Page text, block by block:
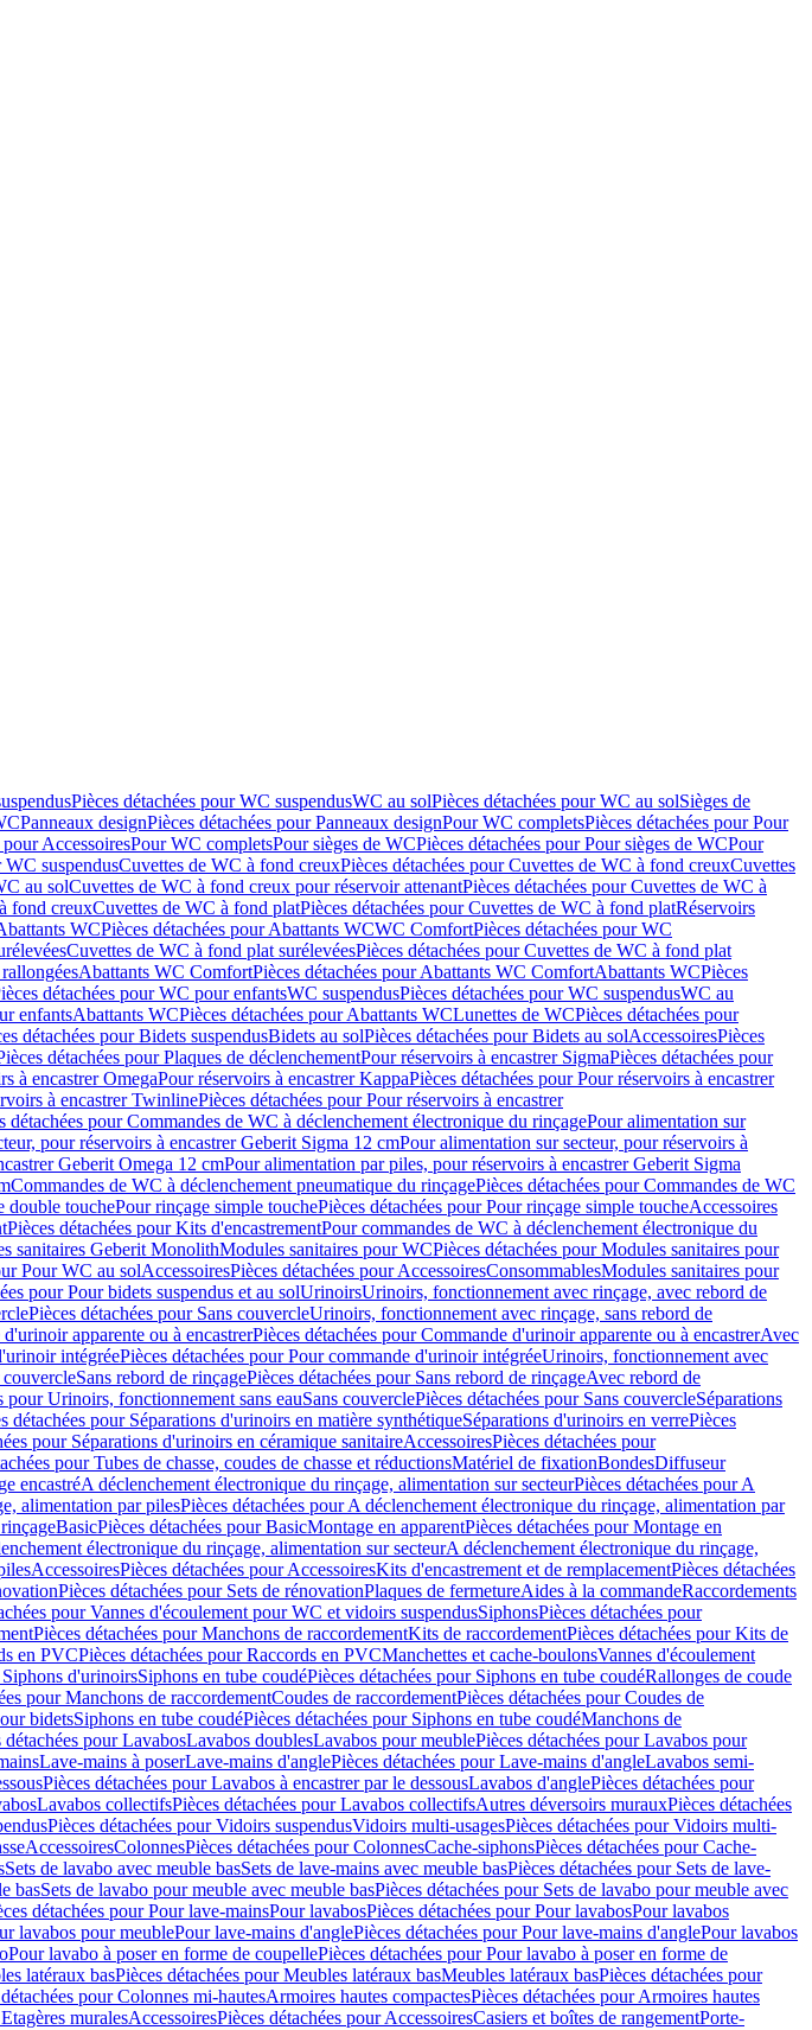
Pièces détachées pour WC suspendusWC au solPièces détachées pour WC au solSièges de
Panneaux designPièces détachées pour Panneaux designPour WC completsPièces détachées pour Pour
pour AccessoiresPour WC completsPour sièges de WCPièces détachées pour Pour sièges de WCPour
WC suspendusCuvettes de WC à fond creuxPièces détachées pour Cuvettes de WC à fond creuxCuvettes
au solCuvettes de WC à fond creux pour réservoir attenantPièces détachées pour Cuvettes de WC à
fond creuxCuvettes de WC à fond platPièces détachées pour Cuvettes de WC à fond platRéservoirs
WCPièces détachées pour Abattants WCWC ComfortPièces détachées pour WC
Cuvettes de WC à fond plat surélevéesPièces détachées pour Cuvettes de WC à fond plat
Abattants WC ComfortPièces détachées pour Abattants WC ComfortAbattants WCPièces
détachées pour WC pour enfantsWC suspendusPièces détachées pour WC suspendusWC au
enfantsAbattants WCPièces détachées pour Abattants WCLunettes de WCPièces détachées pour
détachées pour Bidets suspendusBidets au solPièces détachées pour Bidets au solAccessoiresPièces
détachées pour Plaques de déclenchementPour réservoirs à encastrer SigmaPièces détachées pour
à encastrer OmegaPour réservoirs à encastrer KappaPièces détachées pour Pour réservoirs à encastrer
à encastrer TwinlinePièces détachées pour Pour réservoirs à encastrer
détachées pour Commandes de WC à déclenchement électronique du rinçagePour alimentation sur
pour réservoirs à encastrer Geberit Sigma 12 cmPour alimentation sur secteur, pour réservoirs à
Geberit Omega 12 cmPour alimentation par piles, pour réservoirs à encastrer Geberit Sigma
Commandes de WC à déclenchement pneumatique du rinçagePièces détachées pour Commandes de WC
double touchePour rinçage simple touchePièces détachées pour Pour rinçage simple toucheAccessoires
Pièces détachées pour Kits d'encastrementPour commandes de WC à déclenchement électronique du
sanitaires Geberit MonolithModules sanitaires pour WCPièces détachées pour Modules sanitaires pour
Pour WC au solAccessoiresPièces détachées pour AccessoiresConsommablesModules sanitaires pour
pour Pour bidets suspendus et au solUrinoirsUrinoirs, fonctionnement avec rinçage, avec rebord de
Pièces détachées pour Sans couvercleUrinoirs, fonctionnement avec rinçage, sans rebord de
apparente ou à encastrerPièces détachées pour Commande d'urinoir apparente ou à encastrerAvec
intégréePièces détachées pour Pour commande d'urinoir intégréeUrinoirs, fonctionnement avec
Sans rebord de rinçagePièces détachées pour Sans rebord de rinçageAvec rebord de
pour Urinoirs, fonctionnement sans eauSans couverclePièces détachées pour Sans couvercleSéparations
détachées pour Séparations d'urinoirs en matière synthétiqueSéparations d'urinoirs en verrePièces
pour Séparations d'urinoirs en céramique sanitaireAccessoiresPièces détachées pour
pour Tubes de chasse, coudes de chasse et réductionsMatériel de fixationBondesDiffuseur
encastréA déclenchement électronique du rinçage, alimentation sur secteurPièces détachées pour A
alimentation par pilesPièces détachées pour A déclenchement électronique du rinçage, alimentation par
BasicPièces détachées pour BasicMontage en apparentPièces détachées pour Montage en
électronique du rinçage, alimentation sur secteurA déclenchement électronique du rinçage,
AccessoiresPièces détachées pour AccessoiresKits d'encastrement et de remplacementPièces détachées
Pièces détachées pour Sets de rénovationPlaques de fermetureAides à la commandeRaccordements
pour Vannes d'écoulement pour WC et vidoirs suspendusSiphonsPièces détachées pour
Pièces détachées pour Manchons de raccordementKits de raccordementPièces détachées pour Kits de
en PVCPièces détachées pour Raccords en PVCManchettes et cache-boulonsVannes d'écoulement
Siphons d'urinoirsSiphons en tube coudéPièces détachées pour Siphons en tube coudéRallonges de coude
pour Manchons de raccordementCoudes de raccordementPièces détachées pour Coudes de
bidetsSiphons en tube coudéPièces détachées pour Siphons en tube coudéManchons de
détachées pour LavabosLavabos doublesLavabos pour meublePièces détachées pour Lavabos pour
Lave-mains à poserLave-mains d'anglePièces détachées pour Lave-mains d'angleLavabos semi-
Pièces détachées pour Lavabos à encastrer par le dessousLavabos d'anglePièces détachées pour
Lavabos collectifsPièces détachées pour Lavabos collectifsAutres déversoirs murauxPièces détachées
Pièces détachées pour Vidoirs suspendusVidoirs multi-usagesPièces détachées pour Vidoirs multi-
AccessoiresColonnesPièces détachées pour ColonnesCache-siphonsPièces détachées pour Cache-
Sets de lavabo avec meuble basSets de lave-mains avec meuble basPièces détachées pour Sets de lave-
basSets de lavabo pour meuble avec meuble basPièces détachées pour Sets de lavabo pour meuble avec
détachées pour Pour lave-mainsPour lavabosPièces détachées pour Pour lavabosPour lavabos
lavabos pour meublePour lave-mains d'anglePièces détachées pour Pour lave-mains d'anglePour lavabos
Pour lavabo à poser en forme de coupellePièces détachées pour Pour lavabo à poser en forme de
latéraux basPièces détachées pour Meubles latéraux basMeubles latéraux basPièces détachées pour
pour Colonnes mi-hautesArmoires hautes compactesPièces détachées pour Armoires hautes
muralesAccessoiresPièces détachées pour AccessoiresCasiers et boîtes de rangementPorte-